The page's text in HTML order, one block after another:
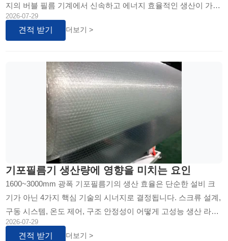
지의 버블 필름 기계에서 신속하고 에너지 효율적인 생산이 가능
합니다.
2026-07-29
견적 받기 더보기 >
기포필름기 생산량에 영향을 미치는 요인
1600~3000mm 광폭 기포필름기의 생산 효율은 단순한 설비 크
기가 아닌 4가지 핵심 기술의 시너지로 결정됩니다. 스크류 설계,
구동 시스템, 온도 제어, 구조 안정성이 어떻게 고성능 생산 라인
을 구축하는지 파헤쳐...
2026-07-29
견적 받기 더보기 >